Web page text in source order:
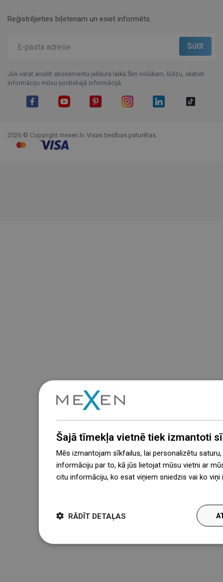
Reģistrējieties biļetenam un esiet informēts.
Jūs varat anulēt abonementu jebkurā laikā.Šim nolūkam, lūdzu, skatiet
informāciju mūsu juridiskajā informācijā.
2026 © Copyright mexen.lv. Visas tiesības paturētas.
Šajā tīmekļa vietnē tiek izmantoti
Mēs izmantojam sīkfailus, lai personalizētu
informāciju par to, kā jūs lietojat mūsu vietni ar
citu informāciju, ko esat viņiem sniedzis vai ko
RĀDĪT DETAĻAS